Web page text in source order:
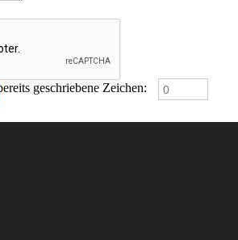
geschriebene Zeichen: